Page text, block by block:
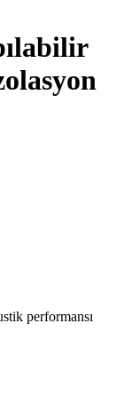
performansı